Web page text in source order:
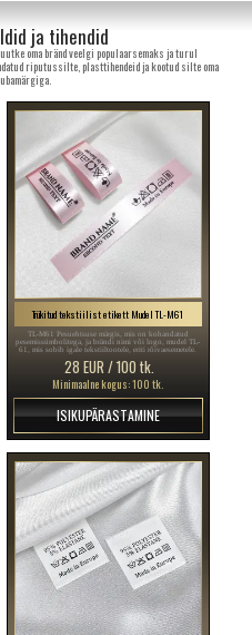
ja tihendid
oma bränd veelgi populaarsemaks ja turul
riputussilte, plasttihendeid ja kootud silte oma
Trükitud tekstiilist etikett Mudel TL-M61
TL-M61 Pesuehtsuse märgis, mis on kohandatud
pesemissümbolitega, ja brändi nimi või logo, mudel TL-
61, mis sobib igale tekstiiltootele, eriti rõivaesemetele.
28 EUR / 100 tk.
Minimaalne kogus: 100 tk.
ISIKUPÄRASTAMINE